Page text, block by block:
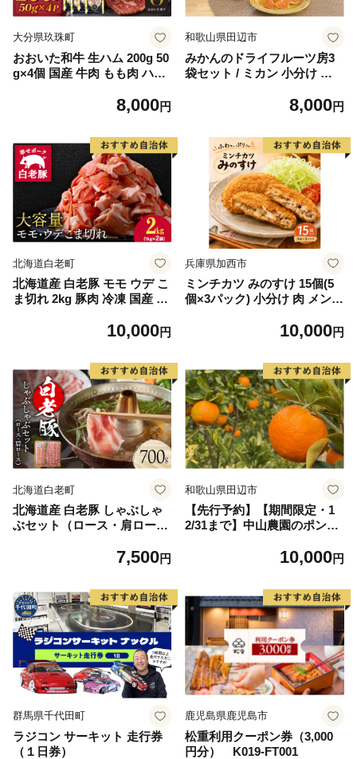
大分県玖珠町
おおいた和牛 生ハム 200g 50
g×4個 国産 牛肉 もも肉 ハム
8,000円
和歌山県田辺市
みかんのドライフルーツ房3
袋セット / ミカン 小分け セ
8,000円
北海道白老町
北海道産 白老豚 モモ ウデ こ
ま切れ 2kg 豚肉 冷凍 国産 ス
10,000円
兵庫県加西市
ミンチカツ みのすけ 15個(5
個×3パック) 小分け 肉 メンチ
10,000円
北海道白老町
北海道産 白老豚 しゃぶしゃ
ぶセット（ロース・肩ロース
7,500円
和歌山県田辺市
【先行予約】【期間限定・1
2/31まで】中山農園のポンカ
ット ※1月以降順次発送予定
市 イチジク いちじく 無花果
【nak027】
10,000円
群馬県千代田町
ラジコン サーキット 走行券
（１日券）
鹿児島県鹿児島市
松重利用クーポン券（3,000
円分） K019-FT001